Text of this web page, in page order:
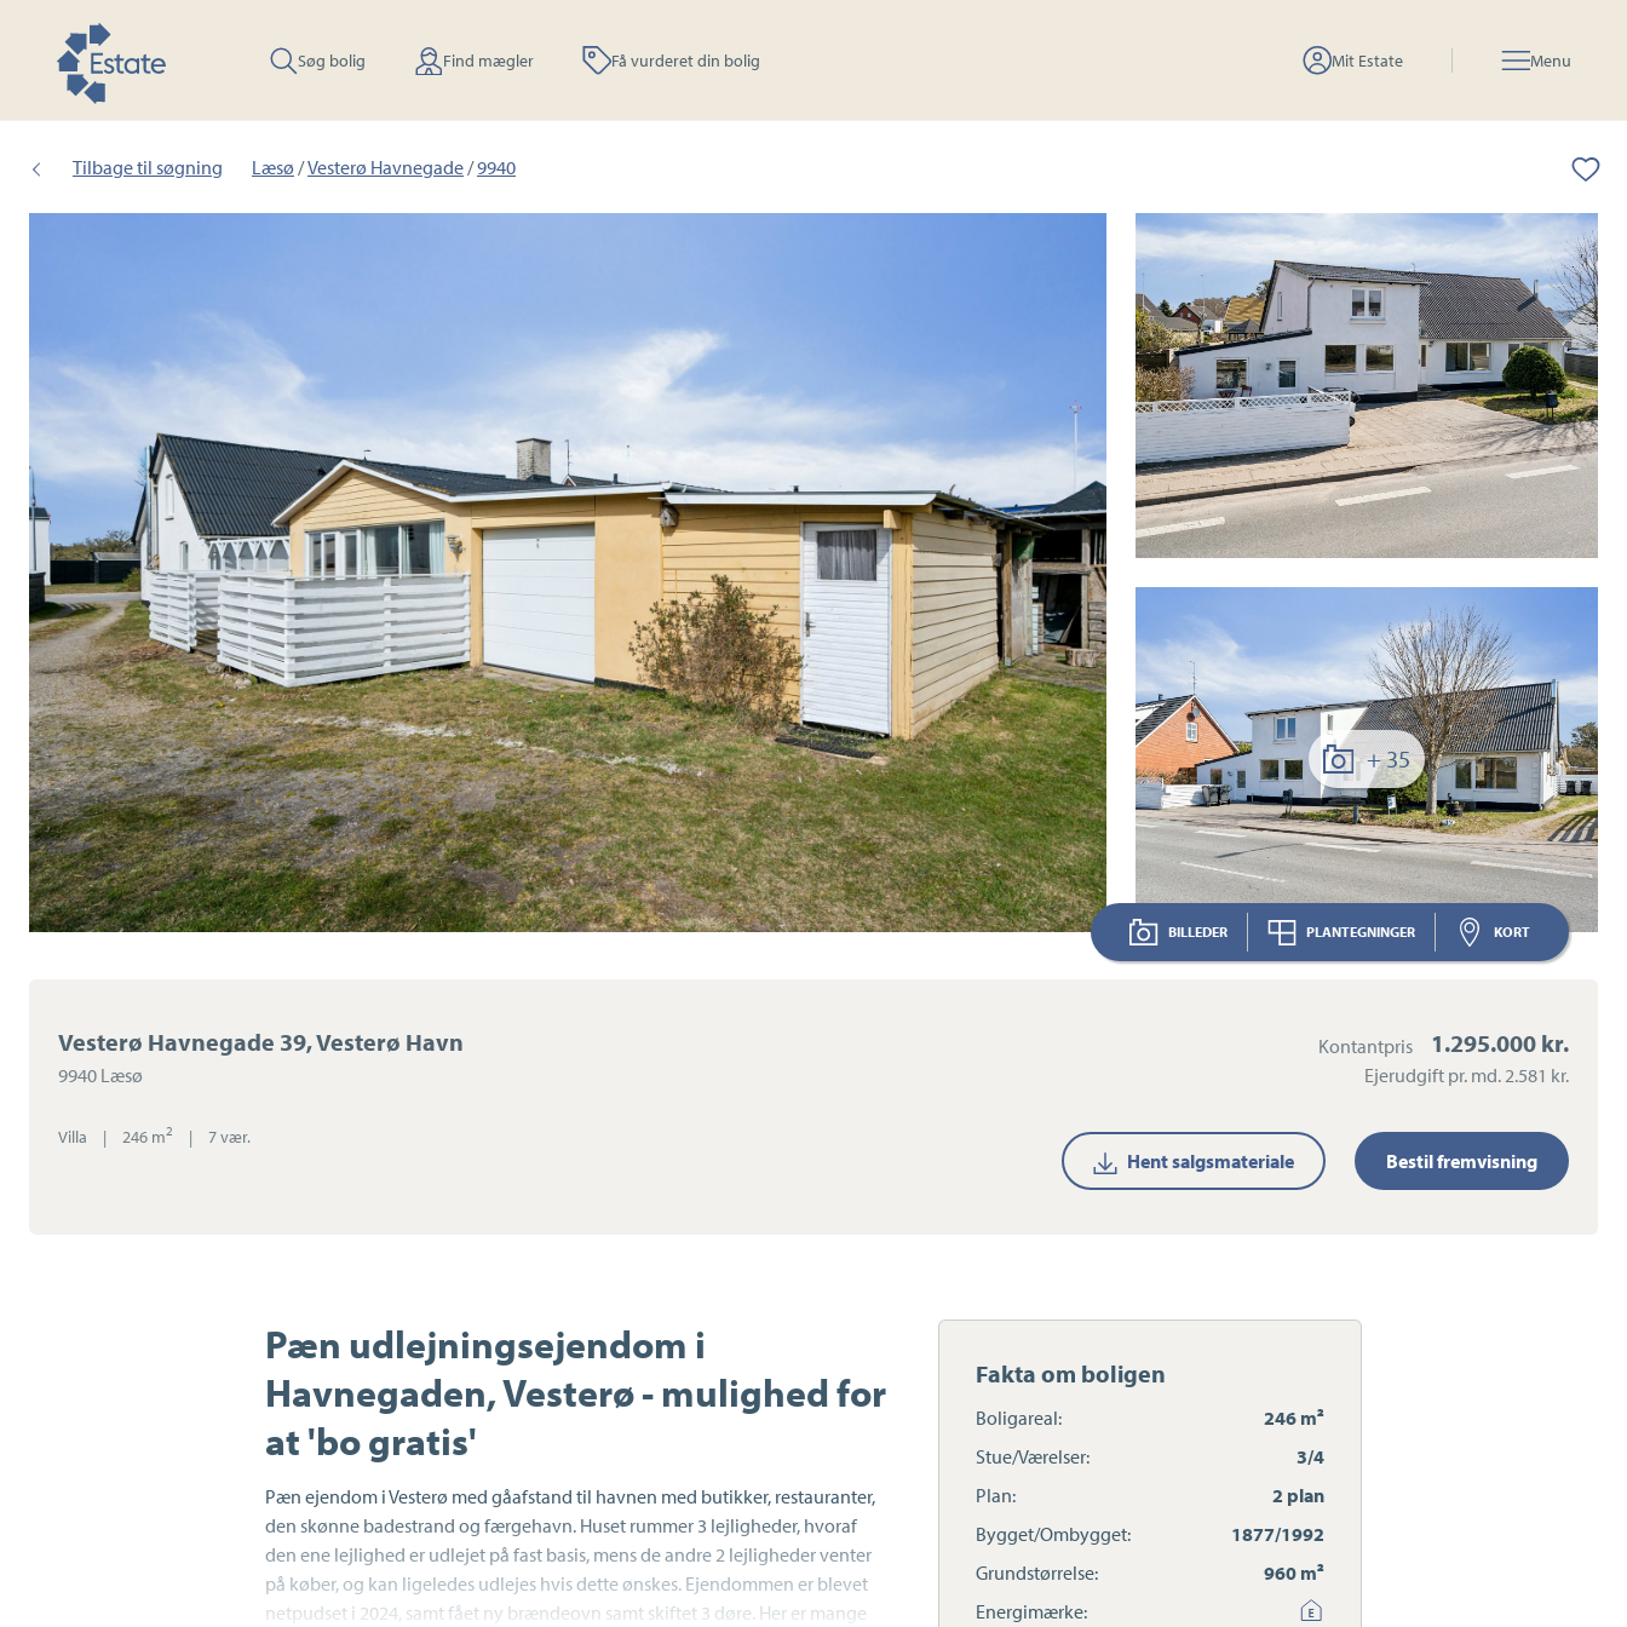
Søg bolig Find mægler Få vurderet din bolig Mit Estate Menu
Tilbage til søgning Læsø/Vesterø Havnegade/9940
+ 35
BILLEDER PLANTEGNINGER KORT
Vesterø Havnegade 39, Vesterø Havn
9940 Læsø
Villa | 246 m2 | 7 vær.
Kontantpris 1.295.000 kr.
Ejerudgift pr. md. 2.581 kr.
Hent salgsmateriale Bestil fremvisning
Pæn udlejningsejendom i
Havnegaden, Vesterø - mulighed for
at 'bo gratis'
Pæn ejendom i Vesterø med gåafstand til havnen med butikker, restauranter,
den skønne badestrand og færgehavn. Huset rummer 3 lejligheder, hvoraf
den ene lejlighed er udlejet på fast basis, mens de andre 2 lejligheder venter
på køber, og kan ligeledes udlejes hvis dette ønskes. Ejendommen er blevet
netpudset i 2024, samt fået ny brændeovn samt skiftet 3 døre. Her er mange
Fakta om boligen
Boligareal:
246 m²
Stue/Værelser:
3/4
Plan:
2 plan
Bygget/Ombygget:
1877/1992
Grundstørrelse:
960 m²
Energimærke: